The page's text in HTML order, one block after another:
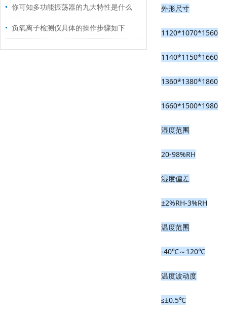
你可知多功能振荡器的九大特性是什么
负氧离子检测仪具体的操作步骤如下
外形尺寸
1120*1070*1560
1140*1150*1660
1360*1380*1860
1660*1500*1980
湿度范围
20-98%RH
湿度偏差
±2%RH-3%RH
温度范围
-40℃～120℃
温度波动度
≤±0.5℃